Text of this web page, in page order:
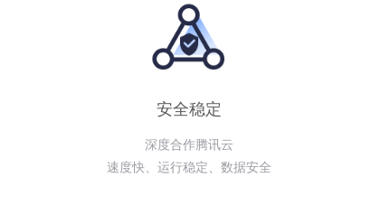
安全稳定
深度合作腾讯云
速度快、运行稳定、数据安全